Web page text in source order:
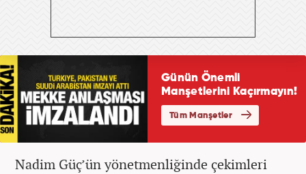
Nadim Güç’ün yönetmenliğinde çekimleri